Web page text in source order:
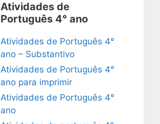
Atividades de
Português 4° ano
Atividades de Português 4°
ano – Substantivo
Atividades de Português 4°
ano para imprimir
Atividades de Português 4°
ano